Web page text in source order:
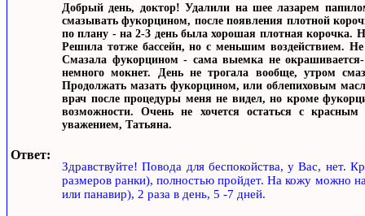
Добрый день, доктор! Удалили на шее лазарем
смазывать фукорцином, после появления плотной
по плану - на 2-3 день была хорошая плотная корочка.
Решила тотже бассейн, но с меньшим воздействием.
Смазала фукорцином - сама выемка не
немного мокнет. День не трогала вообще, утром
Продолжать мазать фукорцином, или облепиховым
врач после процедуры меня не видел, но кроме
возможности. Очень не хочется остаться с
уважением, Татьяна.
Ответ:
Здравствуйте! Повода для беспокойства, у Вас, нет.
размеров ранки), полностью пройдет. На кожу можно
или панавир), 2 раза в день, 5 -7 дней.